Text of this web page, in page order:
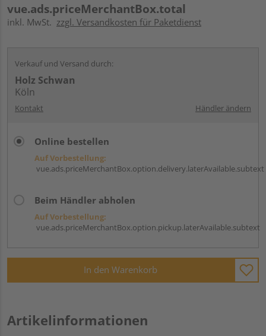
vue.ads.priceMerchantBox.total
inkl. MwSt. zzgl. Versandkosten für Paketdienst
Verkauf und Versand durch:
Holz Schwan
Köln
Kontakt Händler ändern
Online bestellen
Auf Vorbestellung:
vue.ads.priceMerchantBox.option.delivery.laterAvailable.subtext
Beim Händler abholen
Auf Vorbestellung:
vue.ads.priceMerchantBox.option.pickup.laterAvailable.subtext
In den Warenkorb
Artikelinformationen